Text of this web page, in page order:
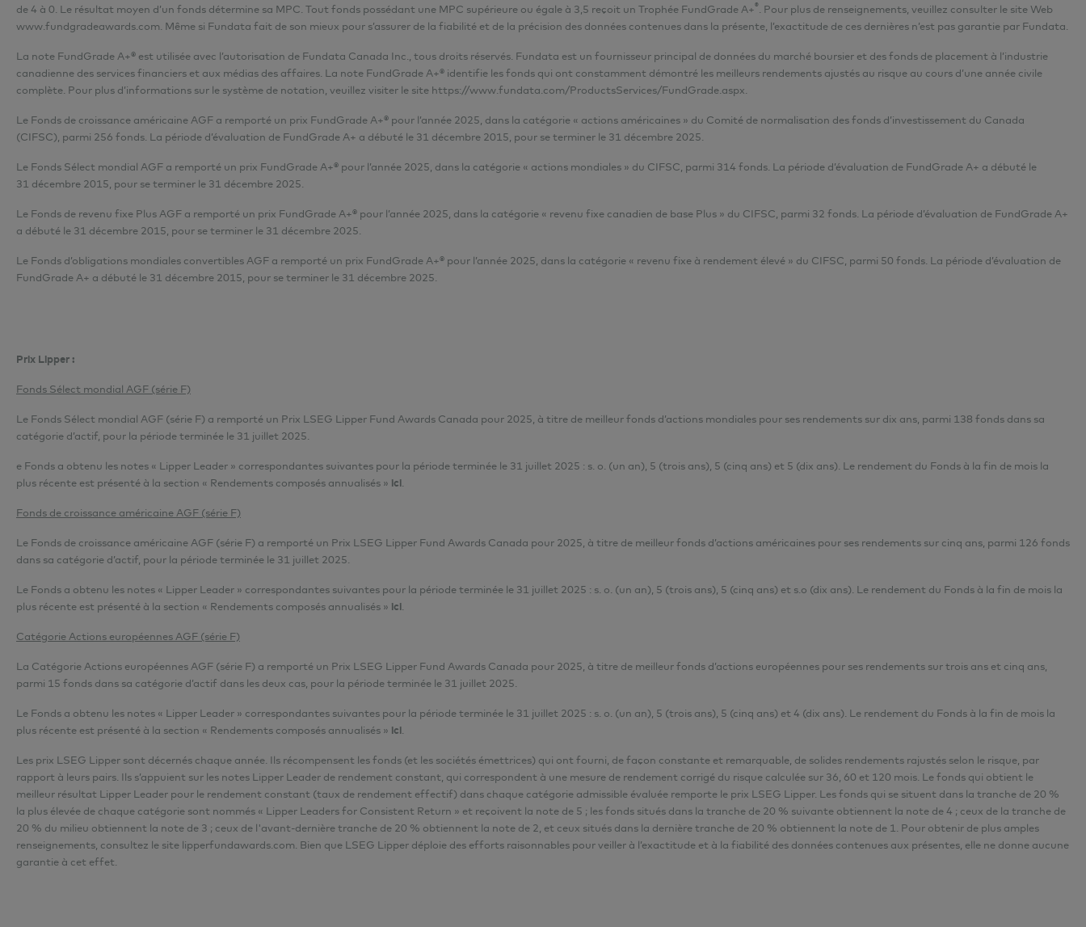
de 4 à 0. Le résultat moyen d’un fonds détermine sa MPC. Tout fonds possédant une MPC supérieure ou égale à 3,5 reçoit un Trophée FundGrade A+® . Pour plus de renseignements, veuillez consulter le site Web
www.fundgradeawards.com . Même si Fundata fait de son mieux pour s’assurer de la fiabilité et de la précision des données contenues dans la présente, l’exactitude de ces dernières n’est pas garantie par Fundata.
La note FundGrade A+® est utilisée avec l’autorisation de Fundata Canada Inc., tous droits réservés. Fundata est un fournisseur principal de données du marché boursier et des fonds de placement à l’industrie
canadienne des services financiers et aux médias des affaires. La note FundGrade A+® identifie les fonds qui ont constamment démontré les meilleurs rendements ajustés au risque au cours d’une année civile
complète. Pour plus d’informations sur le système de notation, veuillez visiter le site https://www.fundata.com/ProductsServices/FundGrade.aspx
Le Fonds de croissance américaine AGF a remporté un prix FundGrade A+® pour l’année 2025, dans la catégorie « actions américaines » du Comité de normalisation des fonds d’investissement du Canada
(CIFSC), parmi 256 fonds. La période d’évaluation de FundGrade A+ a débuté le 31 décembre 2015, pour se terminer le 31 décembre 2025.
Le Fonds Sélect mondial AGF a remporté un prix FundGrade A+® pour l’année 2025, dans la catégorie « actions mondiales » du CIFSC, parmi 314 fonds. La période d’évaluation de FundGrade A+ a débuté le
31 décembre 2015, pour se terminer le 31 décembre 2025.
Le Fonds de revenu fixe Plus AGF a remporté un prix FundGrade A+® pour l’année 2025, dans la catégorie « revenu fixe canadien de base Plus » du CIFSC, parmi 32 fonds. La période d’évaluation de FundGrade A+
a débuté le 31 décembre 2015, pour se terminer le 31 décembre 2025.
Le Fonds d’obligations mondiales convertibles AGF a remporté un prix FundGrade A+® pour l’année 2025, dans la catégorie « revenu fixe à rendement élevé » du CIFSC, parmi 50 fonds. La période d’évaluation de
FundGrade A+ a débuté le 31 décembre 2015, pour se terminer le 31 décembre 2025.
Prix Lipper :
Fonds Sélect mondial AGF (série F)
Le Fonds Sélect mondial AGF (série F) a remporté un Prix LSEG Lipper Fund Awards Canada pour 2025, à titre de meilleur fonds d’actions mondiales pour ses rendements sur dix ans, parmi 138 fonds dans sa
catégorie d’actif, pour la période terminée le 31 juillet 2025.
e Fonds a obtenu les notes « Lipper Leader » correspondantes suivantes pour la période terminée le 31 juillet 2025 : s. o. (un an), 5 (trois ans), 5 (cinq ans) et 5 (dix ans). Le rendement du Fonds à la fin de mois la
plus récente est présenté à la section « Rendements composés annualisés » ici
Fonds de croissance américaine AGF (série F)
Le Fonds de croissance américaine AGF (série F) a remporté un Prix LSEG Lipper Fund Awards Canada pour 2025, à titre de meilleur fonds d’actions américaines pour ses rendements sur cinq ans, parmi 126 fonds
dans sa catégorie d’actif, pour la période terminée le 31 juillet 2025.
Le Fonds a obtenu les notes « Lipper Leader » correspondantes suivantes pour la période terminée le 31 juillet 2025 : s. o. (un an), 5 (trois ans), 5 (cinq ans) et s.o (dix ans). Le rendement du Fonds à la fin de mois la
plus récente est présenté à la section « Rendements composés annualisés » ici
Catégorie Actions européennes AGF (série F)
La Catégorie Actions européennes AGF (série F) a remporté un Prix LSEG Lipper Fund Awards Canada pour 2025, à titre de meilleur fonds d’actions européennes pour ses rendements sur trois ans et cinq ans,
parmi 15 fonds dans sa catégorie d’actif dans les deux cas, pour la période terminée le 31 juillet 2025.
Le Fonds a obtenu les notes « Lipper Leader » correspondantes suivantes pour la période terminée le 31 juillet 2025 : s. o. (un an), 5 (trois ans), 5 (cinq ans) et 4 (dix ans). Le rendement du Fonds à la fin de mois la
plus récente est présenté à la section « Rendements composés annualisés » ici
Les prix LSEG Lipper sont décernés chaque année. Ils récompensent les fonds (et les sociétés émettrices) qui ont fourni, de façon constante et remarquable, de solides rendements rajustés selon le risque, par
rapport à leurs pairs. Ils s’appuient sur les notes Lipper Leader de rendement constant, qui correspondent à une mesure de rendement corrigé du risque calculée sur 36, 60 et 120 mois. Le fonds qui obtient le
meilleur résultat Lipper Leader pour le rendement constant (taux de rendement effectif) dans chaque catégorie admissible évaluée remporte le prix LSEG Lipper. Les fonds qui se situent dans la tranche de 20 %
la plus élevée de chaque catégorie sont nommés « Lipper Leaders for Consistent Return » et reçoivent la note de 5 ; les fonds situés dans la tranche de 20 % suivante obtiennent la note de 4 ; ceux de la tranche de
20 % du milieu obtiennent la note de 3 ; ceux de l'avant-dernière tranche de 20 % obtiennent la note de 2, et ceux situés dans la dernière tranche de 20 % obtiennent la note de 1. Pour obtenir de plus amples
renseignements, consultez le site lipperfundawards.com. Bien que LSEG Lipper déploie des efforts raisonnables pour veiller à l’exactitude et à la fiabilité des données contenues aux présentes, elle ne donne aucune
garantie à cet effet.